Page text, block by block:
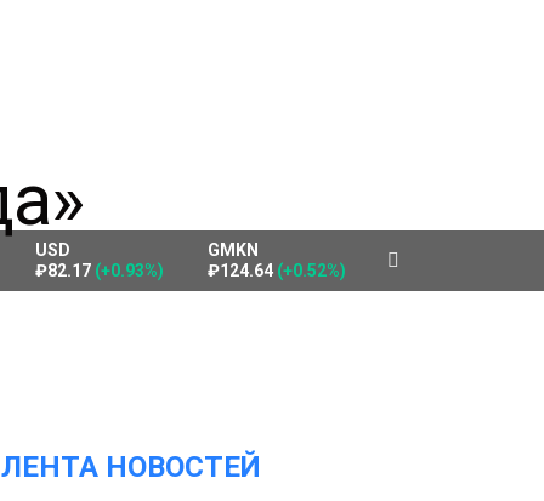
USD
₽82.17 (+0.93%)
GMKN
₽124.64 (+0.52%)
ЛЕНТА НОВОСТЕЙ